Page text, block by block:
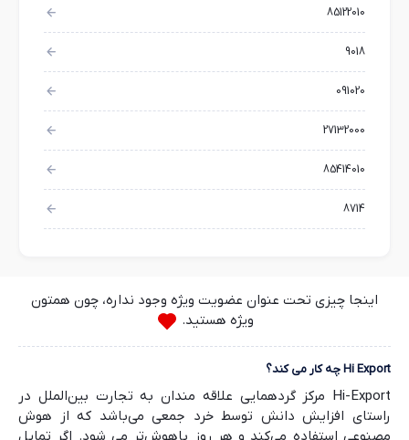
85122010
9018
091020
27132000
85414010
8714
اینجا چیزی تحت عنوان عضویت ویژه وجود نداره، چون همتون
ویژه هستید.
Hi Export چه کار می کند؟
Hi-Export مرکز گردهمایی علاقه مندان به تجارت بین‌الملل در
راستای افزایش دانش توسط خرد جمعی می‌باشد که از هوش
مصنوعی استفاده می‌کند و هر روز باهوش‌تر می شود. اگر تمایل